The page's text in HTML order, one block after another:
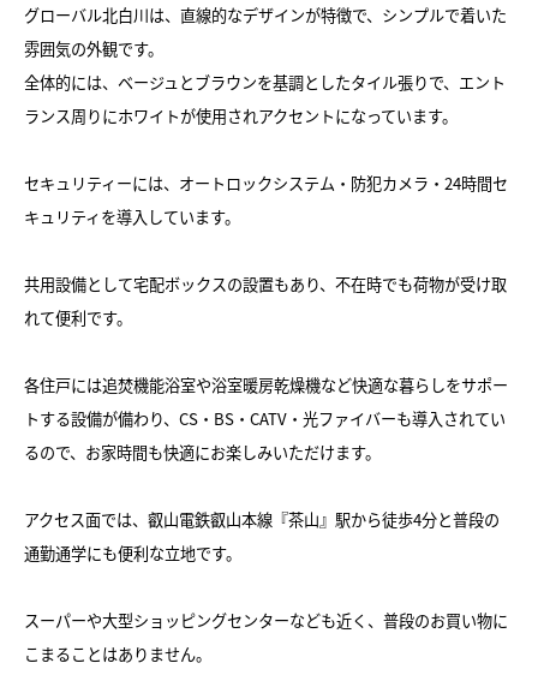
グローバル北白川は、直線的なデザインが特徴で、シンプルで着いた
雰囲気の外観です。
全体的には、ベージュとブラウンを基調としたタイル張りで、エント
ランス周りにホワイトが使用されアクセントになっています。
セキュリティーには、オートロックシステム・防犯カメラ・24時間セ
キュリティを導入しています。
共用設備として宅配ボックスの設置もあり、不在時でも荷物が受け取
れて便利です。
各住戸には追焚機能浴室や浴室暖房乾燥機など快適な暮らしをサポー
トする設備が備わり、CS・BS・CATV・光ファイバーも導入されてい
るので、お家時間も快適にお楽しみいただけます。
アクセス面では、叡山電鉄叡山本線『茶山』駅から徒歩4分と普段の
通勤通学にも便利な立地です。
スーパーや大型ショッピングセンターなども近く、普段のお買い物に
こまることはありません。